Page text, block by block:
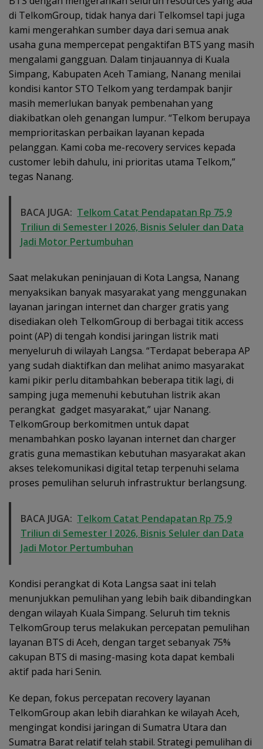
di TelkomGroup, tidak hanya dari Telkomsel tapi juga
kami mengerahkan sumber daya dari semua anak
usaha guna mempercepat pengaktifan BTS yang masih
mengalami gangguan. Dalam tinjauannya di Kuala
Simpang, Kabupaten Aceh Tamiang, Nanang menilai
kondisi kantor STO Telkom yang terdampak banjir
masih memerlukan banyak pembenahan yang
diakibatkan oleh genangan lumpur. “Telkom berupaya
memprioritaskan perbaikan layanan kepada
pelanggan. Kami coba me-recovery services kepada
customer lebih dahulu, ini prioritas utama Telkom,”
tegas Nanang.
BACA JUGA: Telkom Catat Pendapatan Rp 75,9
Triliun di Semester I 2026, Bisnis Seluler dan Data
Jadi Motor Pertumbuhan
Saat melakukan peninjauan di Kota Langsa, Nanang
menyaksikan banyak masyarakat yang menggunakan
layanan jaringan internet dan charger gratis yang
disediakan oleh TelkomGroup di berbagai titik access
point (AP) di tengah kondisi jaringan listrik mati
menyeluruh di wilayah Langsa. “Terdapat beberapa AP
yang sudah diaktifkan dan melihat animo masyarakat
kami pikir perlu ditambahkan beberapa titik lagi, di
samping juga memenuhi kebutuhan listrik akan
perangkat gadget masyarakat,” ujar Nanang.
TelkomGroup berkomitmen untuk dapat
menambahkan posko layanan internet dan charger
gratis guna memastikan kebutuhan masyarakat akan
akses telekomunikasi digital tetap terpenuhi selama
proses pemulihan seluruh infrastruktur berlangsung.
BACA JUGA: Telkom Catat Pendapatan Rp 75,9
Triliun di Semester I 2026, Bisnis Seluler dan Data
Jadi Motor Pertumbuhan
Kondisi perangkat di Kota Langsa saat ini telah
menunjukkan pemulihan yang lebih baik dibandingkan
dengan wilayah Kuala Simpang. Seluruh tim teknis
TelkomGroup terus melakukan percepatan pemulihan
layanan BTS di Aceh, dengan target sebanyak 75%
cakupan BTS di masing-masing kota dapat kembali
aktif pada hari Senin.
Ke depan, fokus percepatan recovery layanan
TelkomGroup akan lebih diarahkan ke wilayah Aceh,
mengingat kondisi jaringan di Sumatra Utara dan
Sumatra Barat relatif telah stabil. Strategi pemulihan di